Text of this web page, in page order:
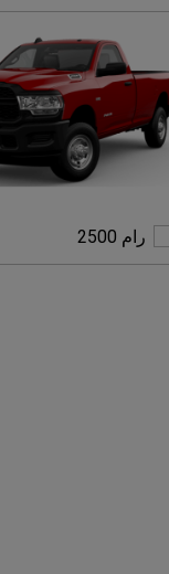
رام 2500